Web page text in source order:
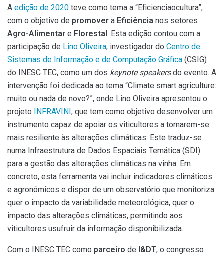
A edição de 2020 teve como tema a “Eficienciaocultura”,
com o objetivo de promover a Eficiência nos setores
Agro-Alimentar e Florestal. Esta edição contou com a
participação de Lino Oliveira, investigador do Centro de
Sistemas de Informação e de Computação Gráfica (CSIG)
do INESC TEC, como um dos keynote speakersdo evento. A
intervenção foi dedicada ao tema “Climate smart agriculture:
muito ou nada de novo?”, onde Lino Oliveira apresentou o
projeto INFRAVINI, que tem como objetivo desenvolver um
instrumento capaz de apoiar os viticultores a tornarem-se
mais resiliente às alterações climáticas. Este traduz-se
numa Infraestrutura de Dados Espaciais Temática (SDI)
para a gestão das alterações climáticas na vinha. Em
concreto, esta ferramenta vai incluir indicadores climáticos
e agronómicos e dispor de um observatório que monitoriza
quer o impacto da variabilidade meteorológica, quer o
impacto das alterações climáticas, permitindo aos
viticultores usufruir da informação disponibilizada.
Com o INESC TEC como parceiro de I&DT, o congresso